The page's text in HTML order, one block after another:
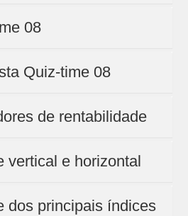
08
Quiz-time 08
de rentabilidade
vertical e horizontal
dos principais índices